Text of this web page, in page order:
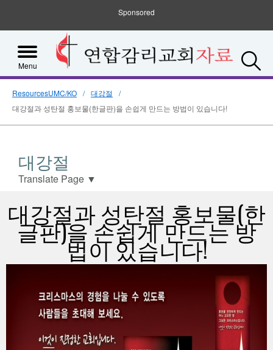
Sponsored
Menu
ResourcesUMC/KO
대강절
대강절과 성탄절 홍보물(한글판)을 손쉽게 만드는 방법이 있습니다!
대강절
Translate Page ▼
대강절과 성탄절 홍보물(한
글판)을 손쉽게 만드는 방
법이 있습니다!